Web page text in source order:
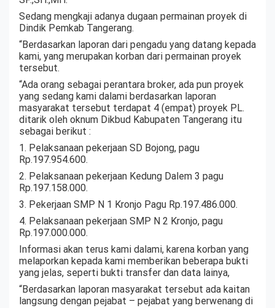
Sedang mengkaji adanya dugaan permainan proyek di
Dindik Pemkab Tangerang.
“Berdasarkan laporan dari pengadu yang datang kepada
kami, yang merupakan korban dari permainan proyek
tersebut.
“Ada orang sebagai perantara broker, ada pun proyek
yang sedang kami dalami berdasarkan laporan
masyarakat tersebut terdapat 4 (empat) proyek PL.
ditarik oleh oknum Dikbud Kabupaten Tangerang itu
sebagai berikut :
1. Pelaksanaan pekerjaan SD Bojong, pagu
Rp.197.954.600.
2. Pelaksanaan pekerjaan Kedung Dalem 3 pagu
Rp.197.158.000.
3. Pekerjaan SMP N 1 Kronjo Pagu Rp.197.486.000.
4. Pelaksanaan pekerjaan SMP N 2 Kronjo, pagu
Rp.197.000.000.
Informasi akan terus kami dalami, karena korban yang
melaporkan kepada kami memberikan beberapa bukti
yang jelas, seperti bukti transfer dan data lainya,
“Berdasarkan laporan masyarakat tersebut ada kaitan
langsung dengan pejabat – pejabat yang berwenang di